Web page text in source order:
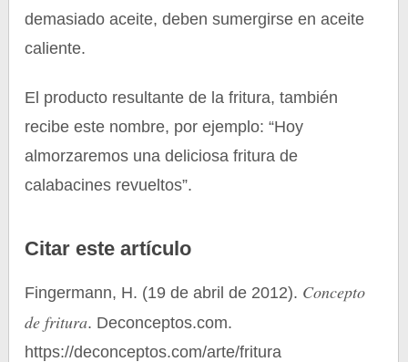
demasiado aceite, deben sumergirse en aceite
caliente.
El producto resultante de la fritura, también
recibe este nombre, por ejemplo: “Hoy
almorzaremos una deliciosa fritura de
calabacines revueltos”.
Citar este artículo
Fingermann, H. (19 de abril de 2012). Concepto
de fritura. Deconceptos.com.
https://deconceptos.com/arte/fritura